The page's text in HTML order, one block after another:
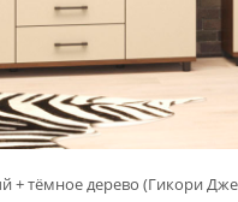
+ тёмное дерево (Гикори